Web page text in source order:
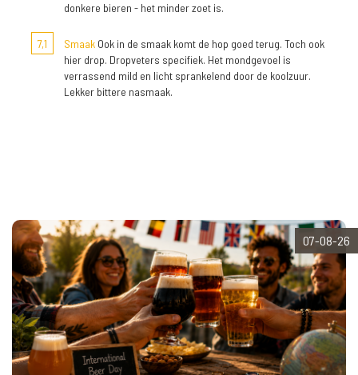
donkere bieren - het minder zoet is.
7,1 Smaak Ook in de smaak komt de hop goed terug. Toch ook
hier drop. Dropveters specifiek. Het mondgevoel is
verrassend mild en licht sprankelend door de koolzuur.
Lekker bittere nasmaak.
07-08-26